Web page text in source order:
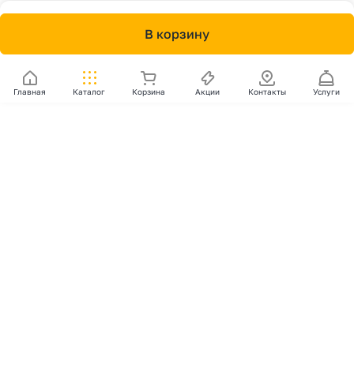
В корзину
Главная Каталог Корзина Акции Контакты Услуги